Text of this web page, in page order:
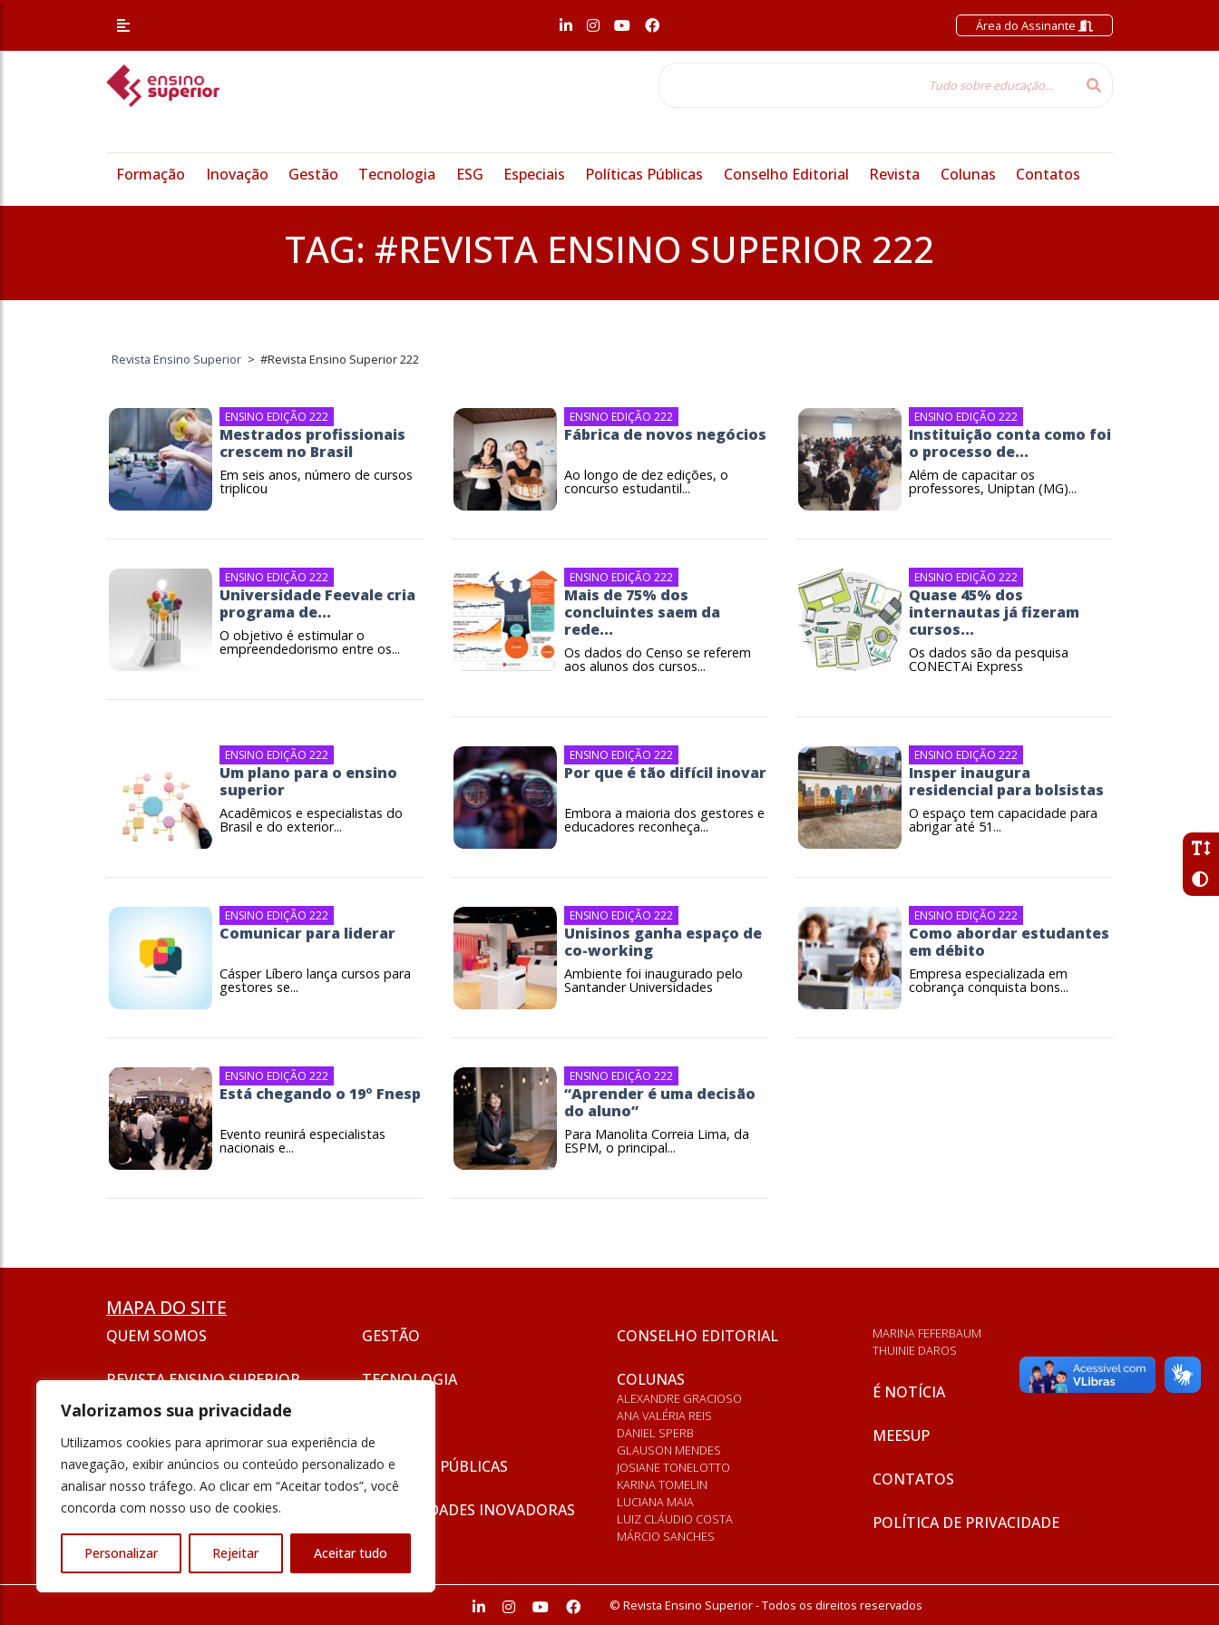
Valorizamos sua privacidade
Utilizamos cookies para aprimorar sua experiência de
navegação, exibir anúncios ou conteúdo personalizado e
analisar nosso tráfego. Ao clicar em “Aceitar todos”, você
concorda com nosso uso de cookies.
Personalizar Rejeitar Aceitar tudo
Área do Assinante
Formação Inovação Gestão Tecnologia ESG Especiais Políticas Públicas Conselho Editorial Revista Colunas Contatos
TAG: #REVISTA ENSINO SUPERIOR 222
Revista Ensino Superior > #Revista Ensino Superior 222
ENSINO EDIÇÃO 222
Mestrados profissionais
crescem no Brasil
Em seis anos, número de cursos
triplicou
ENSINO EDIÇÃO 222
Fábrica de novos negócios
Ao longo de dez edições, o
concurso estudantil...
ENSINO EDIÇÃO 222
Instituição conta como foi
o processo de...
Além de capacitar os
professores, Uniptan (MG)...
ENSINO EDIÇÃO 222
Universidade Feevale cria
programa de...
O objetivo é estimular o
empreendedorismo entre os...
ENSINO EDIÇÃO 222
Mais de 75% dos
concluintes saem da
rede...
Os dados do Censo se referem
aos alunos dos cursos...
ENSINO EDIÇÃO 222
Quase 45% dos
internautas já fizeram
cursos...
Os dados são da pesquisa
CONECTAi Express
ENSINO EDIÇÃO 222
Um plano para o ensino
superior
Acadêmicos e especialistas do
Brasil e do exterior...
ENSINO EDIÇÃO 222
Por que é tão difícil inovar
Embora a maioria dos gestores e
educadores reconheça...
ENSINO EDIÇÃO 222
Insper inaugura
residencial para bolsistas
O espaço tem capacidade para
abrigar até 51...
ENSINO EDIÇÃO 222
Comunicar para liderar
Cásper Líbero lança cursos para
gestores se...
ENSINO EDIÇÃO 222
Unisinos ganha espaço de
co-working
Ambiente foi inaugurado pelo
Santander Universidades
ENSINO EDIÇÃO 222
Como abordar estudantes
em débito
Empresa especializada em
cobrança conquista bons...
ENSINO EDIÇÃO 222
Está chegando o 19º Fnesp
Evento reunirá especialistas
nacionais e...
ENSINO EDIÇÃO 222
“Aprender é uma decisão
do aluno”
Para Manolita Correia Lima, da
ESPM, o principal...
MAPA DO SITE
QUEM SOMOS
REVISTA ENSINO SUPERIOR
SEJA UM ANUNCIANTE
FORMAÇÃO
INOVAÇÃO
PODCAST
GESTÃO
TECNOLOGIA
POLÍTICAS PÚBLICAS
UNIVERSIDADES INOVADORAS
CONSELHO EDITORIAL
COLUNAS
ALEXANDRE GRACIOSO
ANA VALÉRIA REIS
DANIEL SPERB
GLAUSON MENDES
JOSIANE TONELOTTO
KARINA TOMELIN
LUCIANA MAIA
LUIZ CLÁUDIO COSTA
MÁRCIO SANCHES
MARINA FEFERBAUM
THUINIE DAROS
É NOTÍCIA
MEESUP
CONTATOS
POLÍTICA DE PRIVACIDADE
© Revista Ensino Superior - Todos os direitos reservados